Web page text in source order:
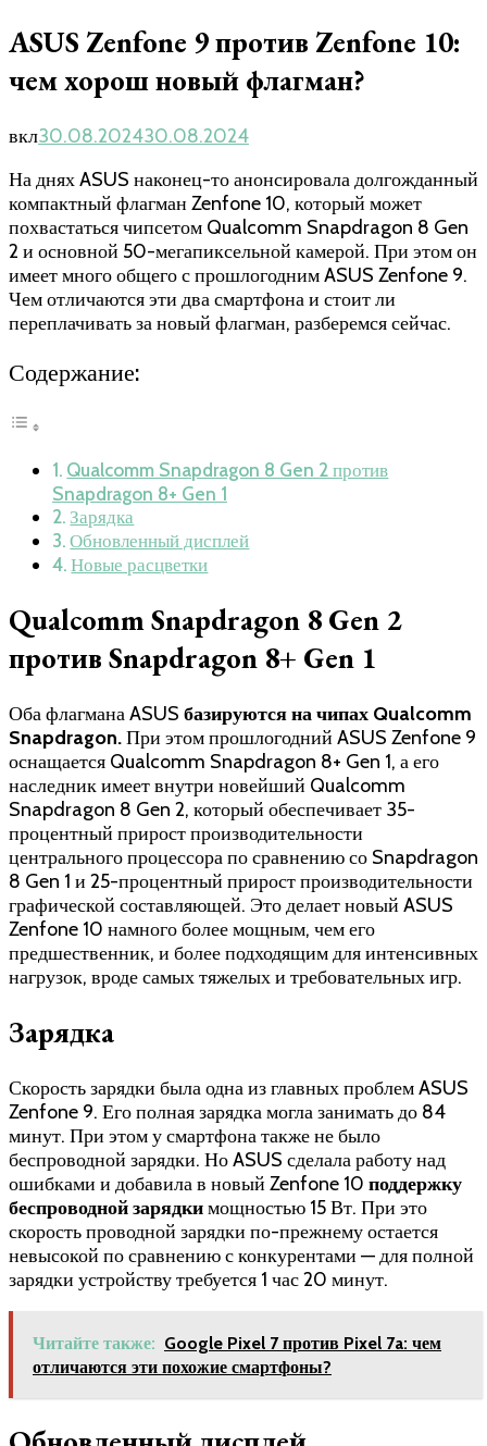
ASUS Zenfone 9 против Zenfone 10:
чем хорош новый флагман?
вкл30.08.202430.08.2024
На днях ASUS наконец-то анонсировала долгожданный
компактный флагман Zenfone 10, который может
похвастаться чипсетом Qualcomm Snapdragon 8 Gen
2 и основной 50-мегапиксельной камерой. При этом он
имеет много общего с прошлогодним ASUS Zenfone 9.
Чем отличаются эти два смартфона и стоит ли
переплачивать за новый флагман, разберемся сейчас.
Содержание:
Qualcomm Snapdragon 8 Gen 2 против
Snapdragon 8+ Gen 1
Зарядка
Обновленный дисплей
Новые расцветки
Qualcomm Snapdragon 8 Gen 2
против Snapdragon 8+ Gen 1
Оба флагмана ASUS базируются на чипах Qualcomm
Snapdragon.При этом прошлогодний ASUS Zenfone 9
оснащается Qualcomm Snapdragon 8+ Gen 1, а его
наследник имеет внутри новейший Qualcomm
Snapdragon 8 Gen 2, который обеспечивает 35-
процентный прирост производительности
центрального процессора по сравнению со Snapdragon
8 Gen 1 и 25-процентный прирост производительности
графической составляющей. Это делает новый ASUS
Zenfone 10 намного более мощным, чем его
предшественник, и более подходящим для интенсивных
нагрузок, вроде самых тяжелых и требовательных игр.
Зарядка
Скорость зарядки была одна из главных проблем ASUS
Zenfone 9. Его полная зарядка могла занимать до 84
минут. При этом у смартфона также не было
беспроводной зарядки. Но ASUS сделала работу над
ошибками и добавила в новый Zenfone 10 поддержку
беспроводной зарядкимощностью 15 Вт. При это
скорость проводной зарядки по-прежнему остается
невысокой по сравнению с конкурентами — для полной
зарядки устройству требуется 1 час 20 минут.
Читайте также: Google Pixel 7 против Pixel 7a: чем
отличаются эти похожие смартфоны?